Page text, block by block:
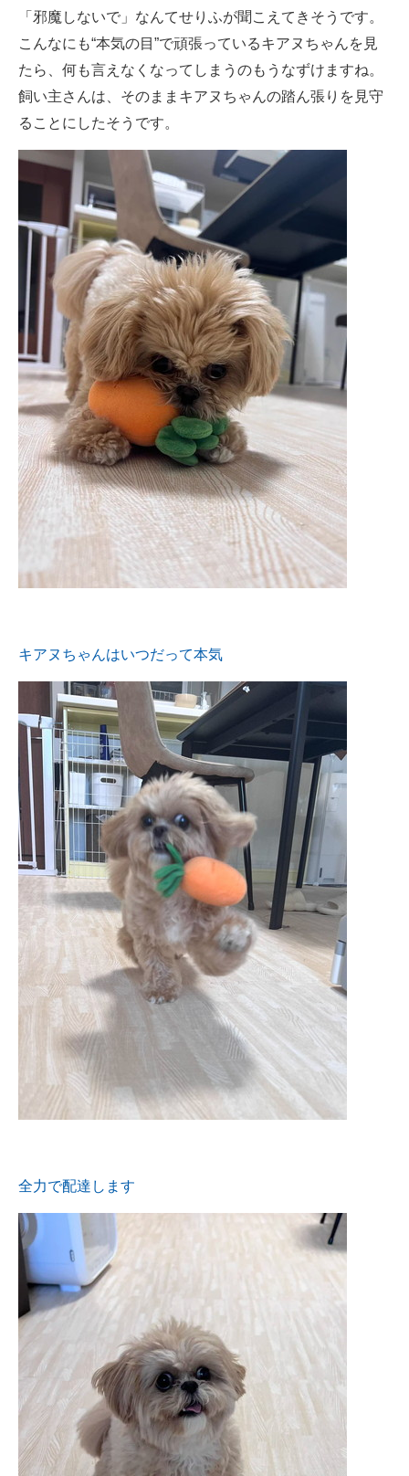
「邪魔しないで」なんてせりふが聞こえてきそうです。
こんなにも“本気の目”で頑張っているキアヌちゃんを見
たら、何も言えなくなってしまうのもうなずけますね。
飼い主さんは、そのままキアヌちゃんの踏ん張りを見守
ることにしたそうです。
キアヌちゃんはいつだって本気
全力で配達します